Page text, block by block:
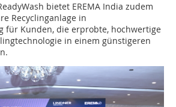
bietet EREMA India zudem
Recyclinganlage in
für Kunden, die erprobte, hochwertige
in einem günstigeren